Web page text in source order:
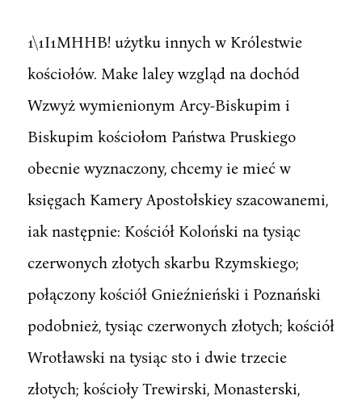
1\1I1MHHB! użytku innych w Królestwie
kościołów. Make laley wzgląd na dochód
Wzwyż wymienionym Arcy-Biskupim i
Biskupim kościołom Państwa Pruskiego
obecnie wyznaczony, chcemy ie mieć w
księgach Kamery Apostołskiey szacowanemi,
iak następnie: Kościół Koloński na tysiąc
czerwonych złotych skarbu Rzymskiego;
połączony kościół Gnieźnieński i Poznański
podobnież, tysiąc czerwonych złotych; kościół
Wrotławski na tysiąc sto i dwie trzecie
złotych; kościoły Trewirski, Monasterski,